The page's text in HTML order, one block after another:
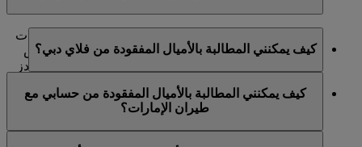
نعم، يمكن للأعضاء الجدد المطالبة بالأميال بالنسبة للرحلات
التي تم القيام بها مع طيران الإمارات وفلاي دبي وكوانتاس
قبل ما يصل إلى شهرين من تاريخ التسجيل في سكاي واردز
ومع ذلك، فإن أي معاملات أخرى، مثل الرحلات مع الخطوط
كيف يمكنني المطالبة بالأميال المفقودة من فلاي دبي؟
تسجيل الدخول وإرسال مطالبة عبر الإنترنت على الموقع
كيف يمكنني المطالبة بالأميال المفقودة من حسابي مع
طيران الإمارات؟